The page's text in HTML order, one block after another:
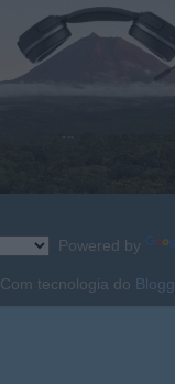
Powered by
Com tecnologia do